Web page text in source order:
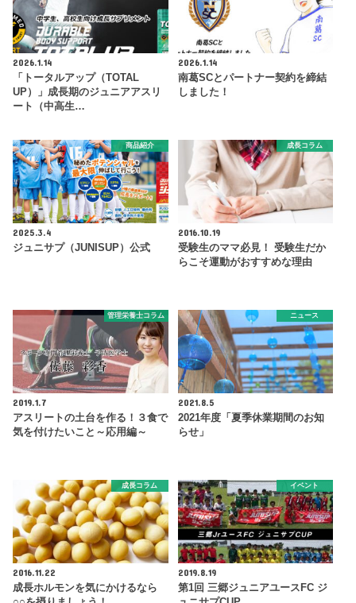
2026.1.14
「トータルアップ（TOTAL
UP）」成長期のジュニアアスリ
ート（中高生…
2026.1.14
南葛SCとパートナー契約を締結
しました！
商品紹介
2025.3.4
ジュニサプ（JUNISUP）公式
成長コラム
2016.10.19
受験生のママ必見！ 受験生だか
らこそ運動がおすすめな理由
管理栄養士コラム
2019.1.7
アスリートの土台を作る！３食で
気を付けたいこと～応用編～
ニュース
2021.8.5
2021年度「夏季休業期間のお知
らせ」
成長コラム
2016.11.22
成長ホルモンを気にかけるなら
イベント
2019.8.19
第1回 三郷ジュニアユースFC ジ